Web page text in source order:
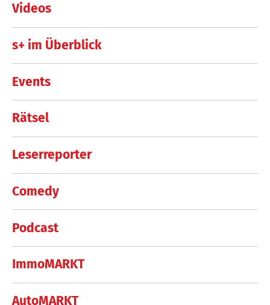
Videos
s+ im Überblick
Events
Rätsel
Leserreporter
Comedy
Podcast
ImmoMARKT
AutoMARKT